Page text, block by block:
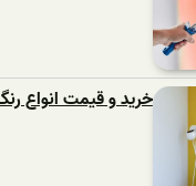
خرید و قیمت انواع